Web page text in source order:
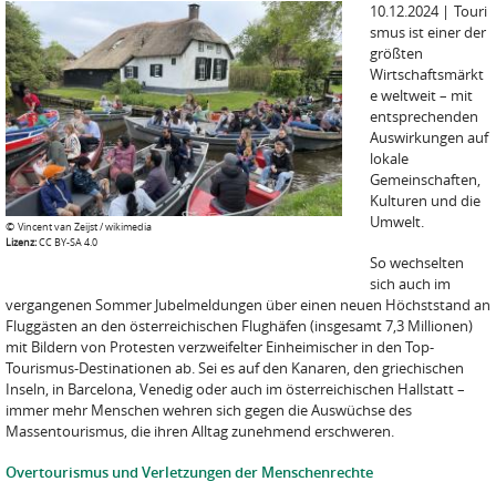
© Vincent van Zeijst / wikimedia
Lizenz:CC BY-SA 4.0
10.12.2024| Touri
smus ist einer der
größten
Wirtschaftsmärkt
e weltweit – mit
entsprechenden
Auswirkungen auf
lokale
Gemeinschaften,
Kulturen und die
Umwelt.
So wechselten
sich auch im
vergangenen Sommer Jubelmeldungen über einen neuen Höchststand an
Fluggästen an den österreichischen Flughäfen (insgesamt 7,3 Millionen)
mit Bildern von Protesten verzweifelter Einheimischer in den Top-
Tourismus-Destinationen ab. Sei es auf den Kanaren, den griechischen
Inseln, in Barcelona, Venedig oder auch im österreichischen Hallstatt –
immer mehr Menschen wehren sich gegen die Auswüchse des
Massentourismus, die ihren Alltag zunehmend erschweren.
Overtourismus und Verletzungen der Menschenrechte